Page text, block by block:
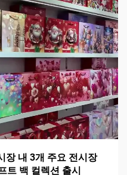
장 내 3개 주요 전시장
트 백 컬렉션 출시